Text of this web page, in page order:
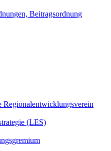
Beitragsordnung
(LES)